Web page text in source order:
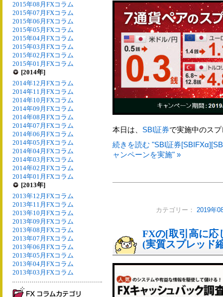
2015年08月FXコラム
2015年07月FXコラム
2015年06月FXコラム
2015年05月FXコラム
2015年04月FXコラム
2015年03月FXコラム
2015年02月FXコラム
2015年01月FXコラム
[2014年]
2014年12月FXコラム
2014年11月FXコラム
2014年10月FXコラム
2014年09月FXコラム
2014年08月FXコラム
2014年07月FXコラム
2014年06月FXコラム
2014年05月FXコラム
2014年04月FXコラム
2014年03月FXコラム
2014年02月FXコラム
2014年01月FXコラム
[2013年]
2013年12月FXコラム
2013年11月FXコラム
2013年10月FXコラム
2013年09月FXコラム
2013年08月FXコラム
2013年07月FXコラム
2013年06月FXコラム
2013年05月FXコラム
2013年04月FXコラム
2013年03月FXコラム
本日は、 SBI証券で実施中のス
続きを読む "SBI証券
ャンペーンを実施" »
カテゴリー： 2019年
FXの[取引高に応
(実質スプレッド